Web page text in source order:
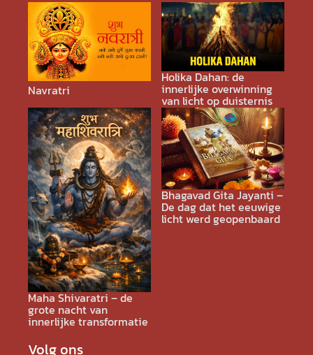
Navratri
Holika Dahan: de
innerlijke overwinning
van licht op duisternis
Maha Shivaratri – de
grote nacht van
innerlijke transformatie
Bhagavad Gita Jayanti –
De dag dat het eeuwige
licht werd geopenbaard
Volg ons